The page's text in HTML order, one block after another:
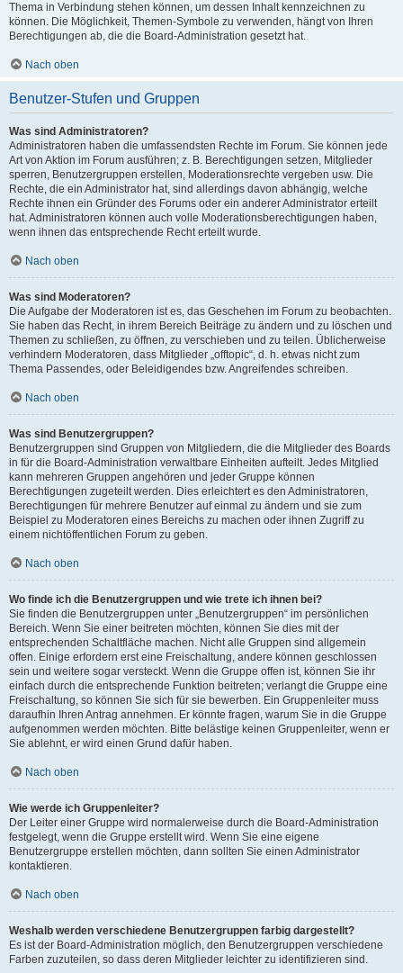
Thema in Verbindung stehen können, um dessen Inhalt kennzeichnen zu
können. Die Möglichkeit, Themen-Symbole zu verwenden, hängt von Ihren
Berechtigungen ab, die die Board-Administration gesetzt hat.
Nach oben
Benutzer-Stufen und Gruppen
Was sind Administratoren?
Administratoren haben die umfassendsten Rechte im Forum. Sie können jede
Art von Aktion im Forum ausführen; z. B. Berechtigungen setzen, Mitglieder
sperren, Benutzergruppen erstellen, Moderationsrechte vergeben usw. Die
Rechte, die ein Administrator hat, sind allerdings davon abhängig, welche
Rechte ihnen ein Gründer des Forums oder ein anderer Administrator erteilt
hat. Administratoren können auch volle Moderationsberechtigungen haben,
wenn ihnen das entsprechende Recht erteilt wurde.
Nach oben
Was sind Moderatoren?
Die Aufgabe der Moderatoren ist es, das Geschehen im Forum zu beobachten.
Sie haben das Recht, in ihrem Bereich Beiträge zu ändern und zu löschen und
Themen zu schließen, zu öffnen, zu verschieben und zu teilen. Üblicherweise
verhindern Moderatoren, dass Mitglieder „offtopic“, d. h. etwas nicht zum
Thema Passendes, oder Beleidigendes bzw. Angreifendes schreiben.
Nach oben
Was sind Benutzergruppen?
Benutzergruppen sind Gruppen von Mitgliedern, die die Mitglieder des Boards
in für die Board-Administration verwaltbare Einheiten aufteilt. Jedes Mitglied
kann mehreren Gruppen angehören und jeder Gruppe können
Berechtigungen zugeteilt werden. Dies erleichtert es den Administratoren,
Berechtigungen für mehrere Benutzer auf einmal zu ändern und sie zum
Beispiel zu Moderatoren eines Bereichs zu machen oder ihnen Zugriff zu
einem nichtöffentlichen Forum zu geben.
Nach oben
Wo finde ich die Benutzergruppen und wie trete ich ihnen bei?
Sie finden die Benutzergruppen unter „Benutzergruppen“ im persönlichen
Bereich. Wenn Sie einer beitreten möchten, können Sie dies mit der
entsprechenden Schaltfläche machen. Nicht alle Gruppen sind allgemein
offen. Einige erfordern erst eine Freischaltung, andere können geschlossen
sein und weitere sogar versteckt. Wenn die Gruppe offen ist, können Sie ihr
einfach durch die entsprechende Funktion beitreten; verlangt die Gruppe eine
Freischaltung, so können Sie sich für sie bewerben. Ein Gruppenleiter muss
daraufhin Ihren Antrag annehmen. Er könnte fragen, warum Sie in die Gruppe
aufgenommen werden möchten. Bitte belästige keinen Gruppenleiter, wenn er
Sie ablehnt, er wird einen Grund dafür haben.
Nach oben
Wie werde ich Gruppenleiter?
Der Leiter einer Gruppe wird normalerweise durch die Board-Administration
festgelegt, wenn die Gruppe erstellt wird. Wenn Sie eine eigene
Benutzergruppe erstellen möchten, dann sollten Sie einen Administrator
kontaktieren.
Nach oben
Weshalb werden verschiedene Benutzergruppen farbig dargestellt?
Es ist der Board-Administration möglich, den Benutzergruppen verschiedene
Farben zuzuteilen, so dass deren Mitglieder leichter zu identifizieren sind.